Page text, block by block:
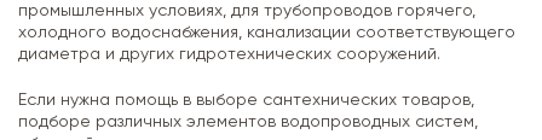
промышленных условиях, для трубопроводов горячего,
холодного водоснабжения, канализации соответствующего
диаметра и других гидротехнических сооружений.
Если нужна помощь в выборе сантехнических товаров,
подборе различных элементов водопроводных систем,